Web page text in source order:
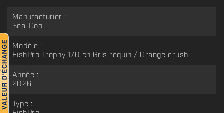
Manufacturier :
Sea-Doo
Modèle :
FishPro Trophy 170 ch Gris requin / Orange crush
Année :
2026
Type :